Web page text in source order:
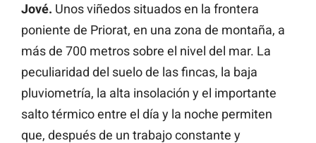
Jové. Unos viñedos situados en la frontera
poniente de Priorat, en una zona de montaña, a
más de 700 metros sobre el nivel del mar. La
peculiaridad del suelo de las fincas, la baja
pluviometría, la alta insolación y el importante
salto térmico entre el día y la noche permiten
que, después de un trabajo constante y